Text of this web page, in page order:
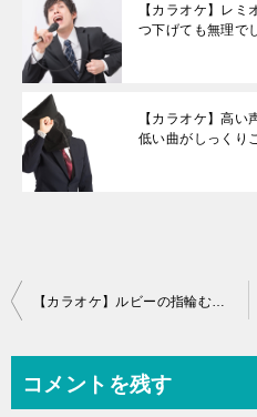
【カラオケ】レ
つ下げても無理で
【カラオケ】高
低い曲がしっくり
投
ビ
【カラオケ】ルビーの指輪むず過ぎワロタwwwwwww
コメントを残す